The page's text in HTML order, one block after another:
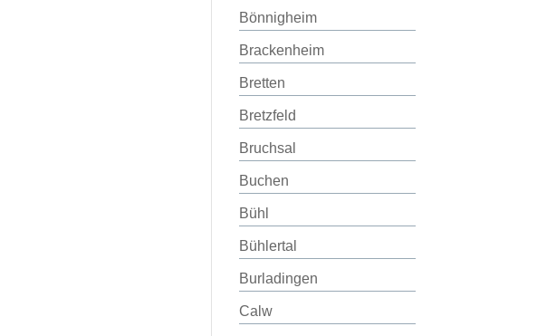
Bönnigheim
Brackenheim
Bretten
Bretzfeld
Bruchsal
Buchen
Bühl
Bühlertal
Burladingen
Calw